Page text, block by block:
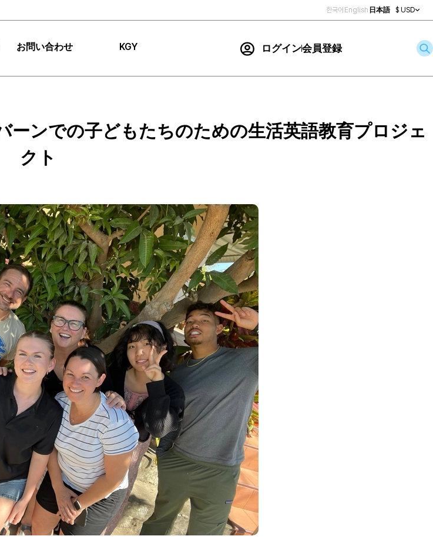
한국어 English 日本語 $ USD
お問い合わせ KGY ログイン会員登録
検索
お知らせ
提案
インパクト
お問い合わせ
ンでの子どもたちのための生活英語教育プロジェ
クト